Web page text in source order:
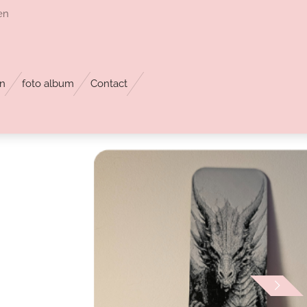
foto album Contact